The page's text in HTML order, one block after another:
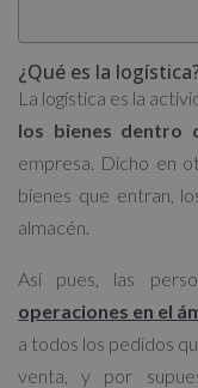
¿Qué es la
La logística es la
los bienes dentro
empresa. Dicho en
bienes que entran,
almacén.
Así pues, las
operaciones en el
a todos los pedidos
venta, y por